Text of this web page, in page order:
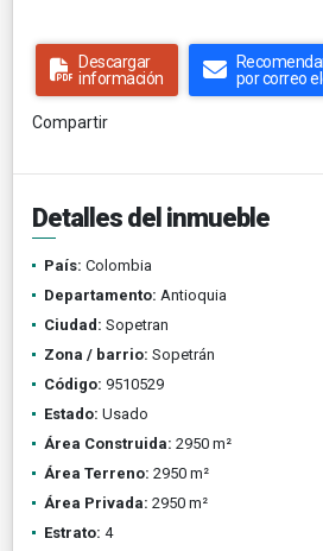
Descargar
información
por correo
Compartir
Detalles del inmueble
País: Colombia
Departamento: Antioquia
Ciudad: Sopetran
Zona / barrio: Sopetrán
Código: 9510529
Estado: Usado
Área Construida: 2950 m²
Área Terreno: 2950 m²
Área Privada: 2950 m²
Estrato: 4